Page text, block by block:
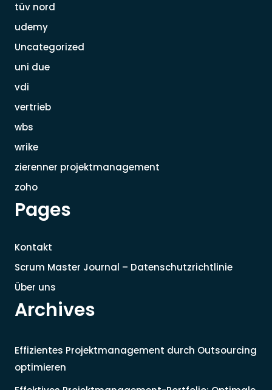
tüv nord
udemy
Uncategorized
uni due
vdi
vertrieb
wbs
wrike
zierenner projektmanagement
zoho
Pages
Kontakt
Scrum Master Journal – Datenschutzrichtlinie
Über uns
Archives
Effizientes Projektmanagement durch Outsourcing
optimieren